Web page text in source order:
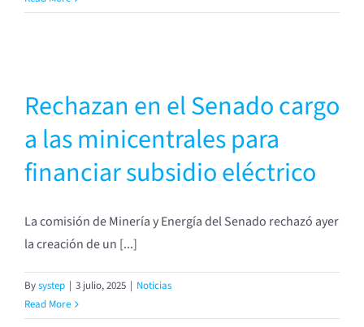
Rechazan en el Senado cargo
a las minicentrales para
financiar subsidio eléctrico
La comisión de Minería y Energía del Senado rechazó ayer
la creación de un [...]
Bysystep | 3 julio, 2025 | Noticias
Read More